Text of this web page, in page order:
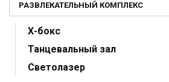
РАЗВЛЕКАТЕЛЬНЫЙ КОМПЛЕКС
Х-бокс
Танцевальный зал
Светолазер